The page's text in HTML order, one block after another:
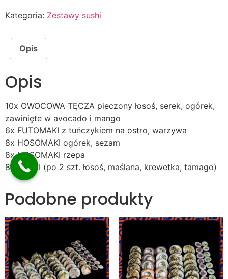
Kategoria: Zestawy sushi
Opis
Opis
10x OWOCOWA TĘCZA pieczony łosoś, serek, ogórek,
zawinięte w avocado i mango
6x FUTOMAKI z tuńczykiem na ostro, warzywa
8x HOSOMAKI ogórek, sezam
8x HOSOMAKI rzepa
8x NIGIRI (po 2 szt. łosoś, maślana, krewetka, tamago)
Podobne produkty